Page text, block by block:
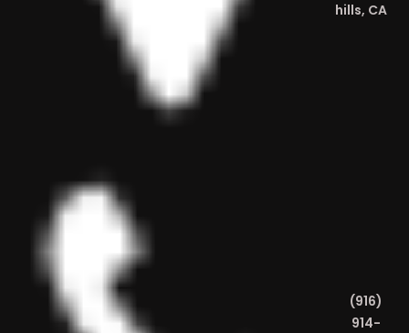
hills, CA
(916)
914-